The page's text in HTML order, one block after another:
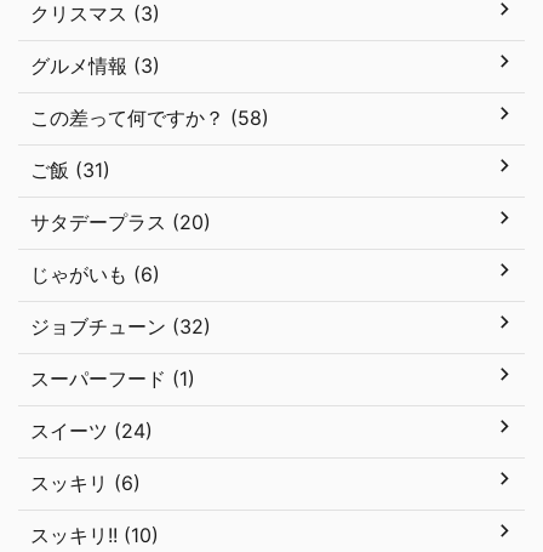
クリスマス (3)
グルメ情報 (3)
この差って何ですか？ (58)
ご飯 (31)
サタデープラス (20)
じゃがいも (6)
ジョブチューン (32)
スーパーフード (1)
スイーツ (24)
スッキリ (6)
スッキリ!! (10)